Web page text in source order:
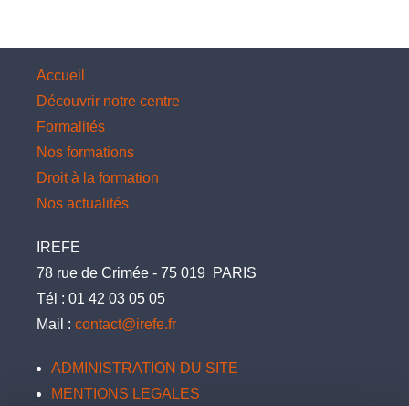
Accueil
Découvrir notre centre
Formalités
Nos formations
Droit à la formation
Nos actualités
IREFE
78 rue de Crimée - 75 019 PARIS
Tél : 01 42 03 05 05
Mail : contact@irefe.fr
ADMINISTRATION DU SITE
MENTIONS LEGALES